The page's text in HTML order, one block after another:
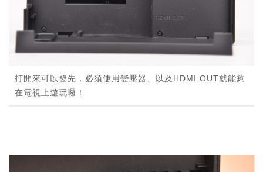
打開來可以發先，必須使用變壓器、以及HDMI OUT就能夠
在電視上遊玩囉！